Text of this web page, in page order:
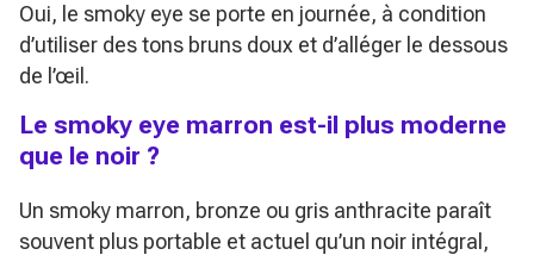
Oui, le smoky eye se porte en journée, à condition
d’utiliser des tons bruns doux et d’alléger le dessous
de l’œil.
Le smoky eye marron est-il plus moderne
que le noir ?
Un smoky marron, bronze ou gris anthracite paraît
souvent plus portable et actuel qu’un noir intégral,